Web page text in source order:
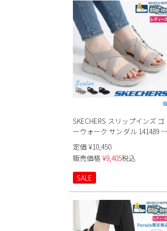
SKECHERS スリップインズ ゴ
ーウォーク サンダル 141489 レ
ディース
定価 ¥10,450
販売価格 ¥9,405税込
SALE